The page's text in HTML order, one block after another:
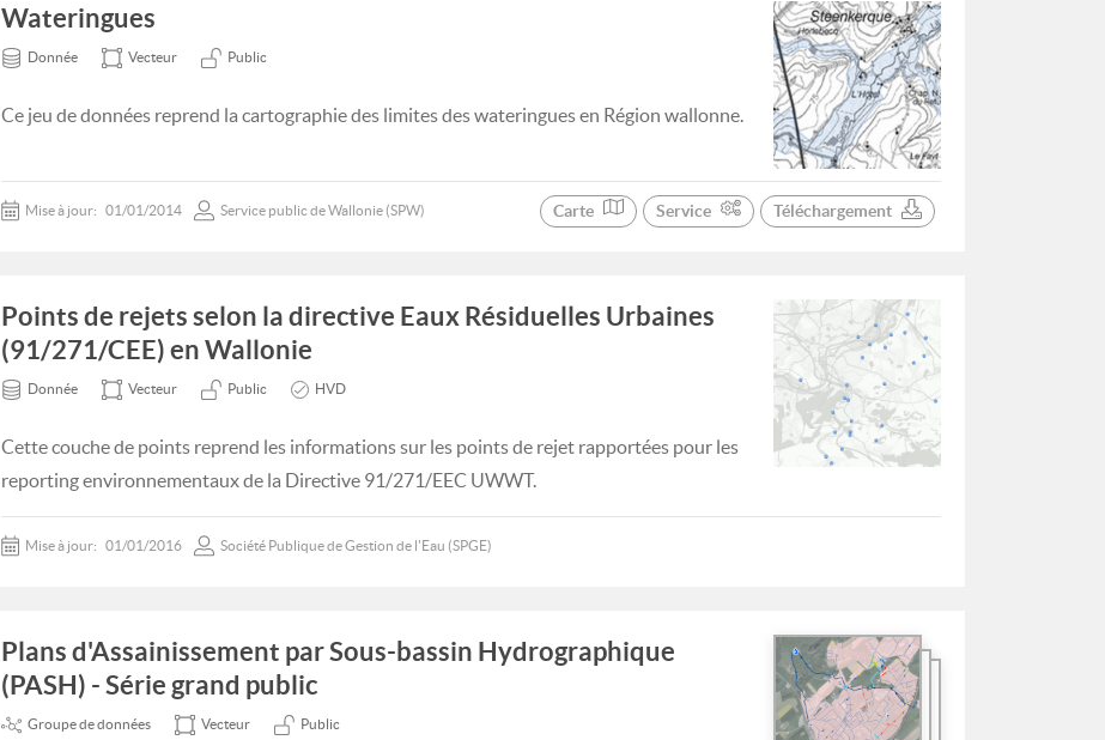
Wateringues
Donnée Vecteur Public
Ce jeu de données reprend la cartographie des limites des wateringues en Région wallonne.
Mise à jour: 01/01/2014 Service public de Wallonie (SPW) Carte Service Téléchargement
Points de rejets selon la directive Eaux Résiduelles Urbaines
(91/271/CEE) en Wallonie
Donnée Vecteur Public HVD
Cette couche de points reprend les informations sur les points de rejet rapportées pour les
reporting environnementaux de la Directive 91/271/EEC UWWT.
Mise à jour: 01/01/2016 Société Publique de Gestion de l'Eau (SPGE)
Plans d'Assainissement par Sous-bassin Hydrographique
(PASH) - Série grand public
Groupe de données Vecteur Public